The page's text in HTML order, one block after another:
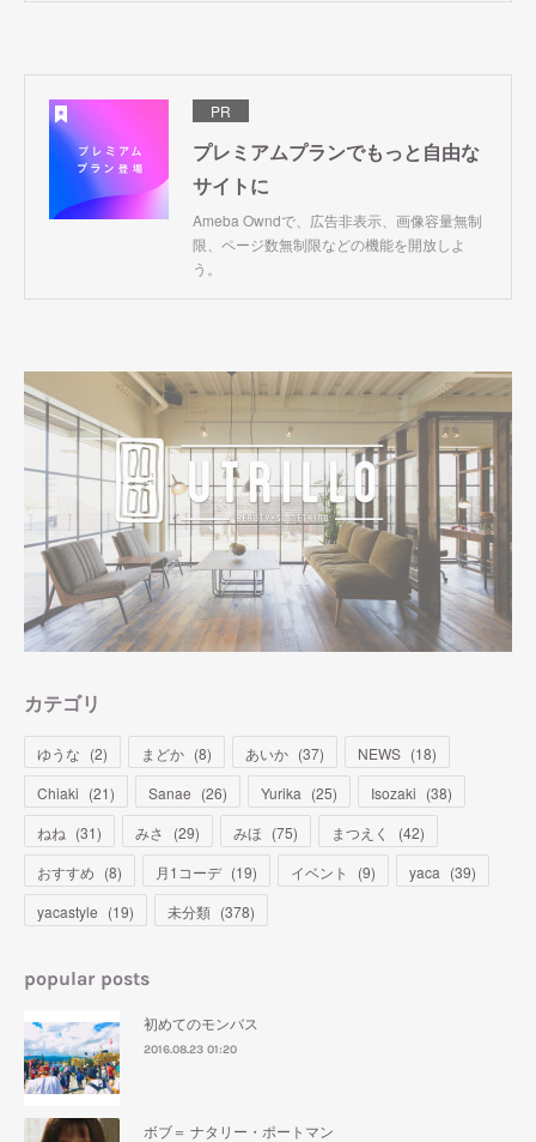
PR
プレミアムプランでもっと自由な
サイトに
Ameba Owndで、広告非表示、画像容量無制
限、ページ数無制限などの機能を開放しよ
う。
カテゴリ
ゆうな (2) まどか (8) あいか (37) NEWS (18)
Chiaki (21) Sanae (26) Yurika (25) Isozaki (38)
ねね (31) みさ (29) みほ (75) まつえく (42)
おすすめ (8) 月1コーデ (19) イベント (9) yaca (39)
yacastyle (19) 未分類 (378)
popular posts
初めてのモンバス
2016.08.23 01:20
ボブ＝ ナタリー・ポートマン